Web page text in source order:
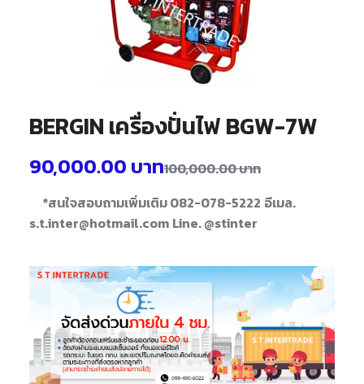
BERGIN เครื่องปั่นไฟ BGW-7W
100,000.00บาท
90,000.00 บาท
*สนใจสอบถามเพิ่มเติม 082-078-5222 อีเมล.
s.t.inter@hotmail.com Line. @stinter